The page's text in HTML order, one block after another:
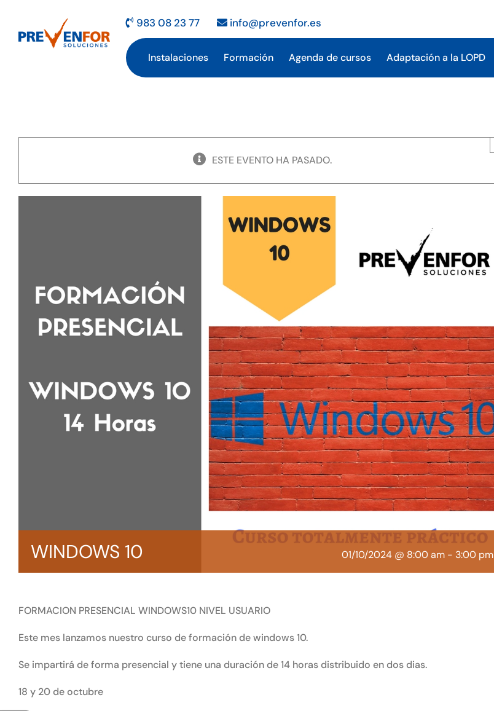
contenido
983 08 23 77 info@prevenfor.es
Instalaciones Formación Agenda de cursos Adaptación a la LOPD
ESTE EVENTO HA PASADO.
WINDOWS 10 01/10/2024 @ 8:00 am - 3:00 pm
FORMACION PRESENCIAL WINDOWS10 NIVEL USUARIO
Este mes lanzamos nuestro curso de formación de windows 10.
Se impartirá de forma presencial y tiene una duración de 14 horas distribuido en dos dias.
18 y 20 de octubre